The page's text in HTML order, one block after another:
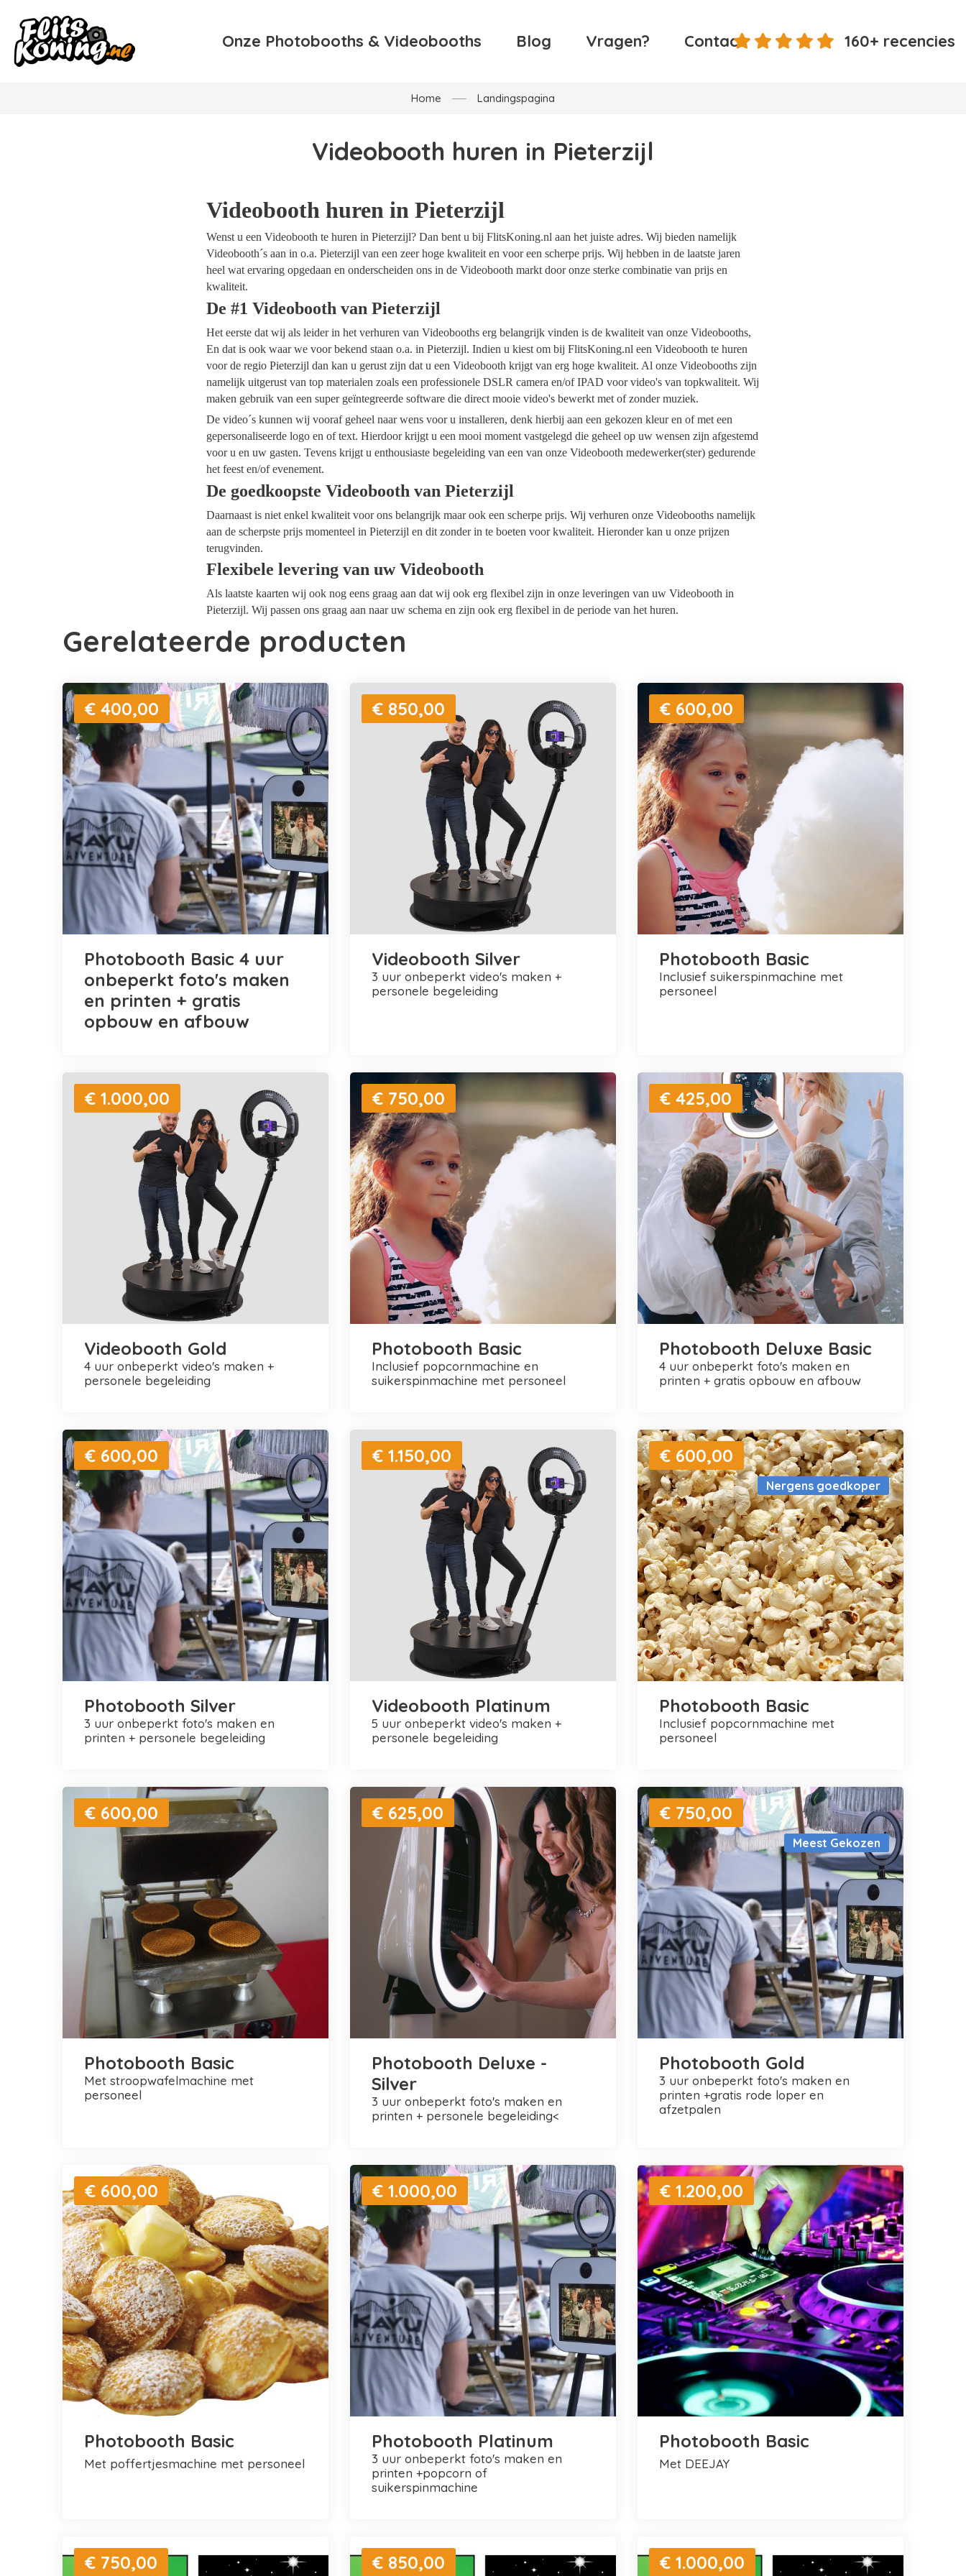
Onze Photobooths & Videobooths Blog Vragen? Contact 160+ recencies
Home Landingspagina
Videobooth huren in Pieterzijl
Videobooth huren in Pieterzijl
Wenst u een Videobooth te huren in Pieterzijl? Dan bent u bij FlitsKoning.nl aan het juiste adres. Wij bieden namelijk
Videobooth´s aan in o.a. Pieterzijl van een zeer hoge kwaliteit en voor een scherpe prijs. Wij hebben in de laatste jaren
heel wat ervaring opgedaan en onderscheiden ons in de Videobooth markt door onze sterke combinatie van prijs en
kwaliteit.
De #1 Videobooth van Pieterzijl
Het eerste dat wij als leider in het verhuren van Videobooths erg belangrijk vinden is de kwaliteit van onze Videobooths,
En dat is ook waar we voor bekend staan o.a. in Pieterzijl. Indien u kiest om bij FlitsKoning.nl een Videobooth te huren
voor de regio Pieterzijl dan kan u gerust zijn dat u een Videobooth krijgt van erg hoge kwaliteit. Al onze Videobooths zijn
namelijk uitgerust van top materialen zoals een professionele DSLR camera en/of IPAD voor video's van topkwaliteit. Wij
maken gebruik van een super geïntegreerde software die direct mooie video's bewerkt met of zonder muziek.
De video´s kunnen wij vooraf geheel naar wens voor u installeren, denk hierbij aan een gekozen kleur en of met een
gepersonaliseerde logo en of text. Hierdoor krijgt u een mooi moment vastgelegd die geheel op uw wensen zijn afgestemd
voor u en uw gasten. Tevens krijgt u enthousiaste begeleiding van een van onze Videobooth medewerker(ster) gedurende
het feest en/of evenement.
De goedkoopste Videobooth van Pieterzijl
Daarnaast is niet enkel kwaliteit voor ons belangrijk maar ook een scherpe prijs. Wij verhuren onze Videobooths namelijk
aan de scherpste prijs momenteel in Pieterzijl en dit zonder in te boeten voor kwaliteit. Hieronder kan u onze prijzen
terugvinden.
Flexibele levering van uw Videobooth
Als laatste kaarten wij ook nog eens graag aan dat wij ook erg flexibel zijn in onze leveringen van uw Videobooth in
Pieterzijl. Wij passen ons graag aan naar uw schema en zijn ook erg flexibel in de periode van het huren.
Gerelateerde producten
€ 400,00
Photobooth Basic 4 uur
onbeperkt foto's maken
en printen + gratis
opbouw en afbouw
€ 850,00
Videobooth Silver
3 uur onbeperkt video's maken +
personele begeleiding
€ 600,00
Photobooth Basic
inclusief suikerspinmachine met
personeel
€ 1.000,00
Videobooth Gold
4 uur onbeperkt video's maken +
personele begeleiding
€ 750,00
Photobooth Basic
inclusief popcornmachine en
suikerspinmachine met personeel
€ 425,00
Photobooth Deluxe Basic
4 uur onbeperkt foto's maken en
printen + gratis opbouw en afbouw
€ 600,00
Photobooth Silver
3 uur onbeperkt foto's maken en
printen + personele begeleiding
€ 1.150,00
Videobooth Platinum
5 uur onbeperkt video's maken +
personele begeleiding
Nergens goedkoper
€ 600,00
Photobooth Basic
inclusief popcornmachine met
personeel
€ 600,00
Photobooth Basic
met stroopwafelmachine met
personeel
€ 625,00
Photobooth Deluxe -
Silver
3 uur onbeperkt foto's maken en
printen + personele begeleiding<
Meest Gekozen
€ 750,00
Photobooth Gold
3 uur onbeperkt foto's maken en
printen +gratis rode loper en
afzetpalen
€ 600,00
Photobooth Basic
met poffertjesmachine met personeel
€ 1.000,00
Photobooth Platinum
3 uur onbeperkt foto's maken en
printen +popcorn of
suikerspinmachine
€ 1.200,00
Photobooth Basic
met DEEJAY
€ 750,00 € 850,00 € 1.000,00